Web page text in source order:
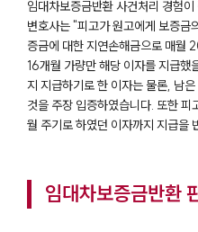
업
주요
사례분
법
임대차보증금반환 사건처리 경험
변호사는 "피고가 원고에게 보증
증금에 대한 지연손해금으로 매월
16개월 가량만 해당 이자를 지급
지 지급하기로 한 이자는 물론, 남
것을 주장 입증하였습니다. 또한
월 주기로 하였던 이자까지 지급을
임대차보증금반환